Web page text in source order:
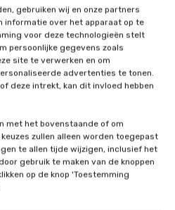
gebruiken wij en onze partners
informatie over het apparaat op te
voor deze technologieën stelt
persoonlijke gegevens zoals
site te verwerken en om
advertenties te tonen.
deze intrekt, kan dit invloed hebben
met het bovenstaande of om
zullen alleen worden toegepast
te allen tijde wijzigen, inclusief het
gebruik te maken van de knoppen
op de knop 'Toestemming
op het westen is
Wilt u nog meer investeren
u dan van het
Laat u vooral adviseren
u kunt verwarmen.